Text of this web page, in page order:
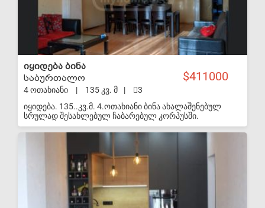
411000
იყიდება ბინა
საბურთალო
4 ოთახიანი | 135 კვ. მ |
3
იყიდება. 135..კვ.მ. 4.ოთახიანი ბინა ახალაშენებულ
სრულად შესახლებულ ჩაბარებულ კორპუსში.
ვაჟაფშაველას გამზირზე. სითი მოლთან და მეტრო
ვაჟაფშაველასთან ახლოს. მე2.სართული. . მისაღები.
ცალკე სამზარეულო. 2 სველი წერტილი. აივანი.
ლიფტი.ბინა არის გამჭოლი ორმხრივი ხედით.